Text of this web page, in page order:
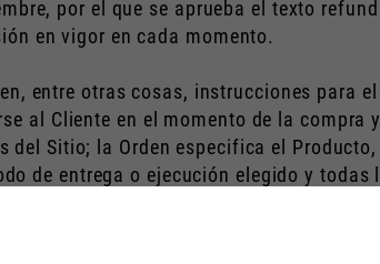
por el que se aprueba el texto
en vigor en cada momento.
entre otras cosas, instrucciones para
al Cliente en el momento de la compra
Sitio; la Orden especifica el
de entrega o ejecución elegido y todas
25, 56025 Pontedera (PI), Italia.
Servicio y/o Extensión de